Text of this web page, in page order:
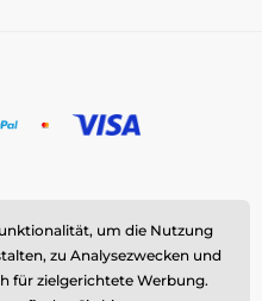
747 18 Píšť, Tschechische
| Tel: +420 591 142 359
um die Nutzung
zu Analysezwecken und
für zielgerichtete Werbung.